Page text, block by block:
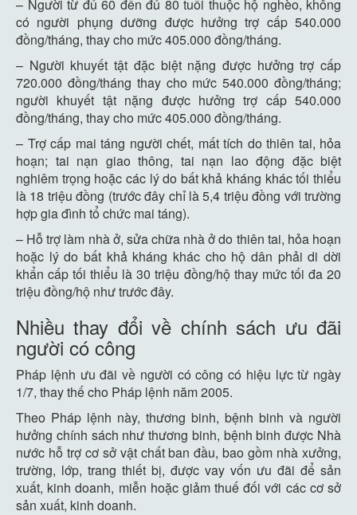
– Người từ đủ 60 đến đủ 80 tuổi thuộc hộ nghèo, không
có người phụng dưỡng được hưởng trợ cấp 540.000
đồng/tháng, thay cho mức 405.000 đồng/tháng.
– Người khuyết tật đặc biệt nặng được hưởng trợ cấp
720.000 đồng/tháng thay cho mức 540.000 đồng/tháng;
người khuyết tật nặng được hưởng trợ cấp 540.000
đồng/tháng, thay cho mức 405.000 đồng/tháng.
– Trợ cấp mai táng người chết, mất tích do thiên tai, hỏa
hoạn; tai nạn giao thông, tai nạn lao động đặc biệt
nghiêm trọng hoặc các lý do bất khả kháng khác tối thiểu
là 18 triệu đồng (trước đây chỉ là 5,4 triệu đồng với trường
hợp gia đình tổ chức mai táng).
– Hỗ trợ làm nhà ở, sửa chữa nhà ở do thiên tai, hỏa hoạn
hoặc lý do bất khả kháng khác cho hộ dân phải di dời
khẩn cấp tối thiểu là 30 triệu đồng/hộ thay mức tối đa 20
triệu đồng/hộ như trước đây.
Nhiều thay đổi về chính sách ưu đãi
người có công
Pháp lệnh ưu đãi về người có công có hiệu lực từ ngày
1/7, thay thế cho Pháp lệnh năm 2005.
Theo Pháp lệnh này, thương binh, bệnh binh và người
hưởng chính sách như thương binh, bệnh binh được Nhà
nước hỗ trợ cơ sở vật chất ban đầu, bao gồm nhà xưởng,
trường, lớp, trang thiết bị, được vay vốn ưu đãi để sản
xuất, kinh doanh, miễn hoặc giảm thuế đối với các cơ sở
sản xuất, kinh doanh.